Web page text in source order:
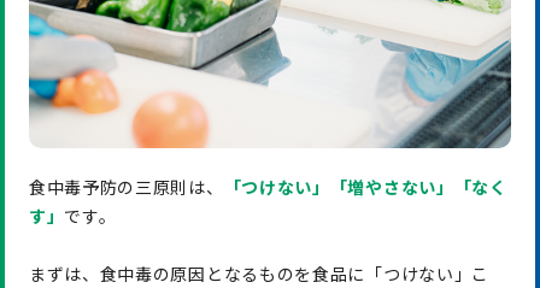
食中毒予防の三原則は、
「つけない」「増やさない」「なく
す」 です。
まずは、食中毒の原因となるものを食品に「つけない」こ